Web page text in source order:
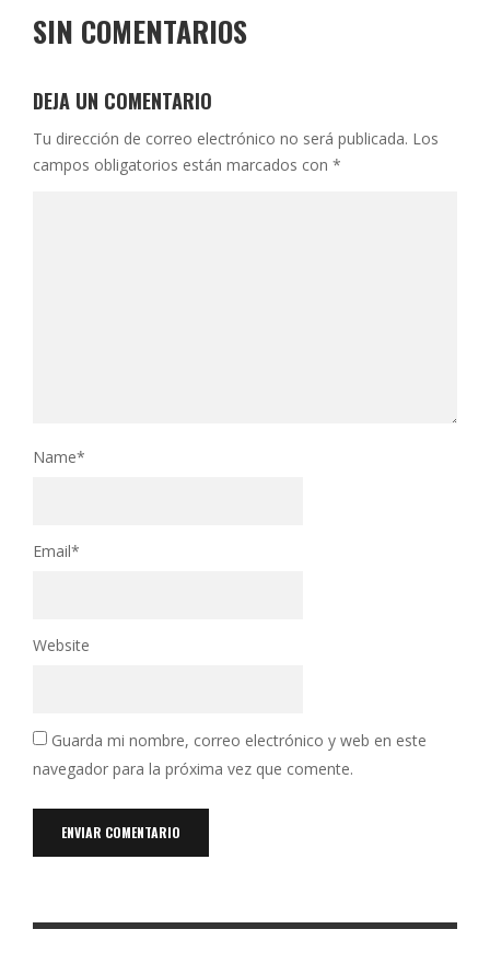
SIN COMENTARIOS
DEJA UN COMENTARIO
Tu dirección de correo electrónico no será publicada. Los
campos obligatorios están marcados con *
Name*
Email*
Website
Guarda mi nombre, correo electrónico y web en este
navegador para la próxima vez que comente.